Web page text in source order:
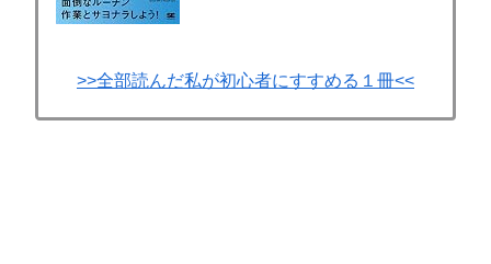
>>全部読んだ私が初心者にすすめる１冊<<